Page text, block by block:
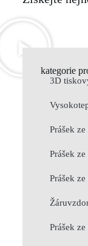
kategorie
3D
Prášek
Prášek
Prášek
Prášek